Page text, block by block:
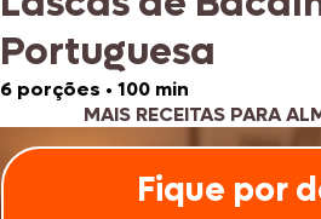
Portuguesa
6 porções • 100 min
MAIS RECEITAS PARA
Fique por